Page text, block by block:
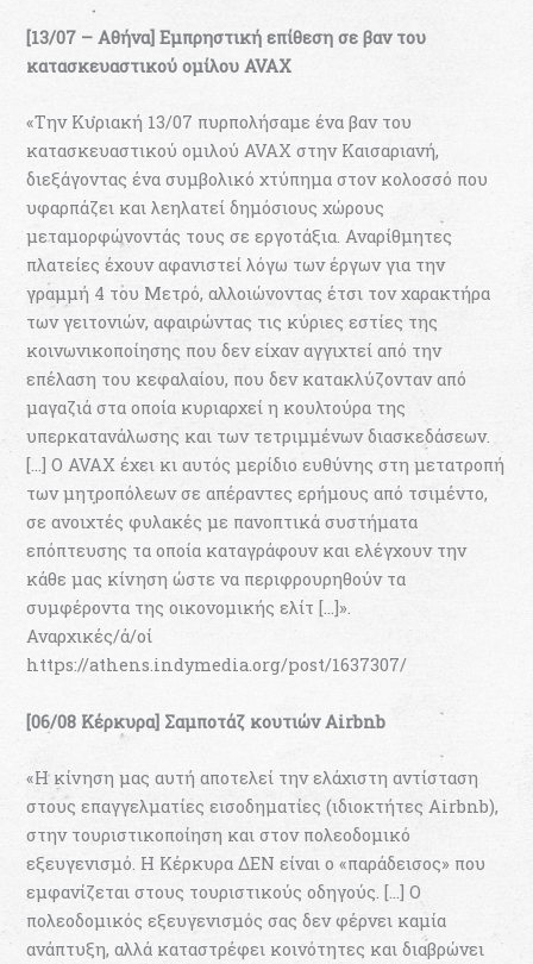
[13/07 – Αθήνα] Εμπρηστική επίθεση σε βαν του
κατασκευαστικού ομίλου AVAX
«Την Κυριακή 13/07 πυρπολήσαμε ένα βαν του
κατασκευαστικού ομιλού AVAX στην Καισαριανή,
διεξάγοντας ένα συμβολικό χτύπημα στον κολοσσό που
υφαρπάζει και λεηλατεί δημόσιους χώρους
μεταμορφώνοντάς τους σε εργοτάξια. Αναρίθμητες
πλατείες έχουν αφανιστεί λόγω των έργων για την
γραμμή 4 του Μετρό, αλλοιώνοντας έτσι τον χαρακτήρα
των γειτονιών, αφαιρώντας τις κύριες εστίες της
κοινωνικοποίησης που δεν είχαν αγγιχτεί από την
επέλαση του κεφαλαίου, που δεν κατακλύζονταν από
μαγαζιά στα οποία κυριαρχεί η κουλτούρα της
υπερκατανάλωσης και των τετριμμένων διασκεδάσεων.
[…] O AVAX έχει κι αυτός μερίδιο ευθύνης στη μετατροπή
των μητροπόλεων σε απέραντες ερήμους από τσιμέντο,
σε ανοιχτές φυλακές με πανοπτικά συστήματα
επόπτευσης τα οποία καταγράφουν και ελέγχουν την
κάθε μας κίνηση ώστε να περιφρουρηθούν τα
συμφέροντα της οικονομικής ελίτ […]».
Αναρχικές/ά/οί
https://athens.indymedia.org/post/1637307/
[06/08 Κέρκυρα] Σαμποτάζ κουτιών Airbnb
«Η κίνηση μας αυτή αποτελεί την ελάχιστη αντίσταση
στους επαγγελματίες εισοδηματίες (ιδιοκτήτες Airbnb),
στην τουριστικοποίηση και στον πολεοδομικό
εξευγενισμό. Η Κέρκυρα ΔΕΝ είναι ο «παράδεισος» που
εμφανίζεται στους τουριστικούς οδηγούς. […] Ο
πολεοδομικός εξευγενισμός σας δεν φέρνει καμία
ανάπτυξη, αλλά καταστρέφει κοινότητες και διαβρώνει